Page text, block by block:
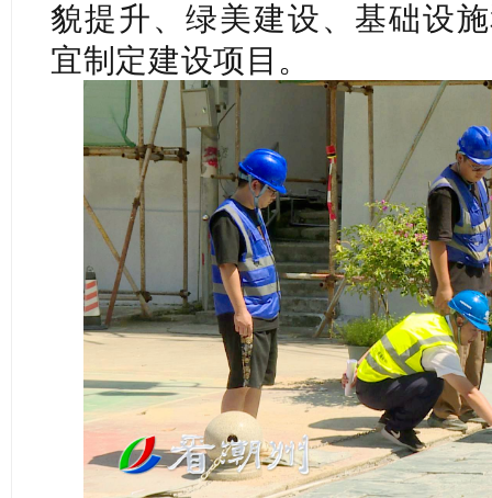
貌提升、绿美建设、基础设
宜制定建设项目。